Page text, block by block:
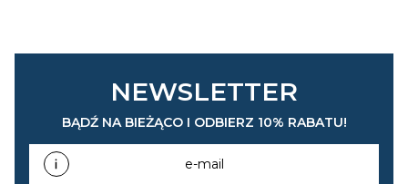
NEWSLETTER
BĄDŹ NA BIEŻĄCO I ODBIERZ 10% RABATU!
e-mail